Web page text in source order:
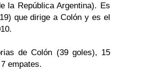
la República Argentina). Es
que dirige a Colón y es el
de Colón (39 goles), 15
empates.